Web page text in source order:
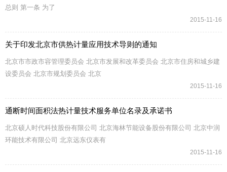
总则 第一条 为了
2015-11-16
关于印发北京市供热计量应用技术导则的通知
北京市市政市容管理委员会 北京市发展和改革委员会 北京市住房和城乡建
设委员会 北京市规划委员会 北京
2015-11-16
通断时间面积法热计量技术服务单位名录及承诺书
北京硕人时代科技股份有限公司 北京海林节能设备股份有限公司 北京中润
环能技术有限公司 北京远东仪表有
2015-11-16